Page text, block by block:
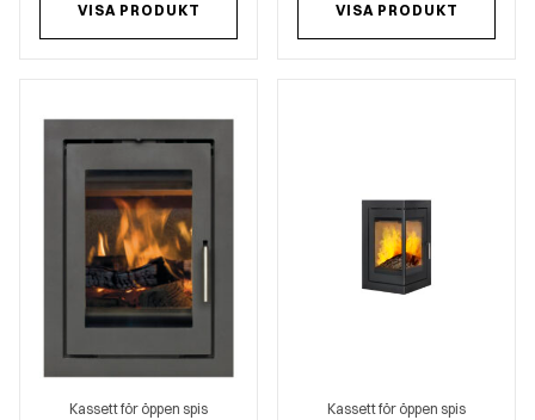
VISA PRODUKT VISA PRODUKT
Kassett för öppen spis
Kassett för öppen spis